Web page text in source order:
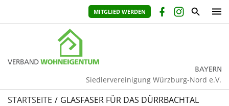
MITGLIED WERDEN
Siedlervereinigung Würzburg-Nord e.V.
STARTSEITE GLASFASER FÜR DAS DÜRRBACHTAL